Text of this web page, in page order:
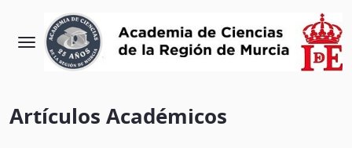
Artículos Académicos